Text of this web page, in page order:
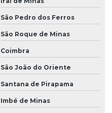
São Pedro dos Ferros
São Roque de Minas
Coimbra
São João do Oriente
Santana de Pirapama
Imbé de Minas